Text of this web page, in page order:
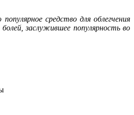
средство для облегчения
заслужившее популярность во